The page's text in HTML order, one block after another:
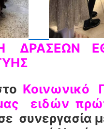
ΔΡΑΣΕΩΝ
Κοινωνικό
ειδών
συνεργασία